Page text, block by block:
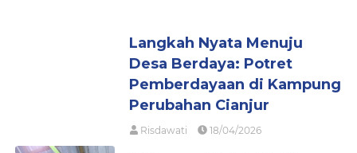
Langkah Nyata Menuju
Desa Berdaya: Potret
Pemberdayaan di Kampung
Perubahan Cianjur
Risdawati 18/04/2026